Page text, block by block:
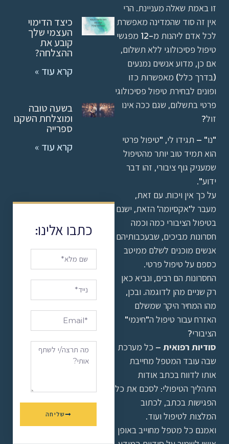
זו באמת שאלה מעניינת. הרי
אין זה סוד שהמדינה מאפשרת
לכל אדם ליהנות מ-12 מפגשי
טיפול פסיכולוגי ללא תשלום,
אם כן, מדוע אנשים נמנעים
(בדרך כלל) מאפשרות כזו
ופונים לבחירת טיפול פסיכולוגי
פרטי בתשלום, שגם ככה אינו
זול?
"נו" – תגידו לי, "טיפול פרטי
הוא תמיד טוב יותר מהטיפול
שמעניק גוף ציבורי, זהו דבר
ידוע".
על כך אין ויכוח. עם זאת,
מעבר ל'אקסיומה' הזאת, ישנם
בטיפול הציבורי כמה וכמה
חסרונות מביכים, שבעכבותיהם
אנשים מוכנים לשלם ממיטב
כספם על טיפול פרטי.
החסרונות הם רבים, ונביא כאן
רק שניים מהן לדוגמה. ובכן,
מהו המחיר היקר שמשלם
האזרח עבור טיפול ה"חינמי"
הציבורי?
סודיות רפואית– כל מערכת
שבה עובד המטפל מחייבת
אותו לדווח בכתב אודות
התהליך הטיפולי: לסכם את כל
הפגישות בכתב, לכתוב
המלצות לטיפול ועוד.
ואמנם כל מטפל מחוייב באופן
כיצד הדימוי
העצמי שלך
קובע את
ההצלחה?
קרא עוד »
בשעה טובה
ומוצלחת השקנו
ספרייה
קרא עוד »
כתבו אלינו:
שליחה